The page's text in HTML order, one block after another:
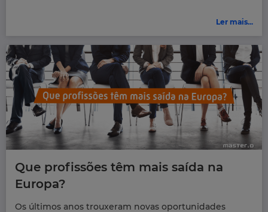
Ler mais...
Que profissões têm mais saída na
Europa?
Os últimos anos trouxeram novas oportunidades